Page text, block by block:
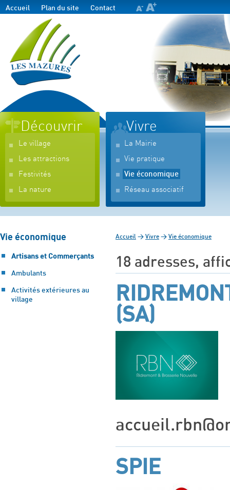
Accueil Plan du site Contact
Découvrir
Le village
Les attractions
Festivités
La nature
Vivre
La Mairie
Vie pratique
Vie économique
Réseau associatif
Vie économique
Artisans et Commerçants
Ambulants
Activités extérieures au
village
Accueil > Vivre > Vie économique
18 adresses,
(SA)
SPIE